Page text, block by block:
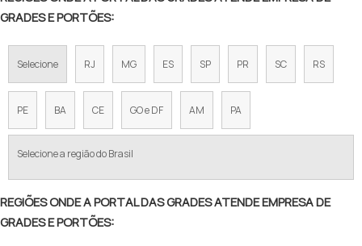
GRADE GALVANIZADA PREÇO
GRADE PISO GALVANIZADA PREÇO
PREÇO GRADIL DE FERRO
GRADIL PARA CERCAMENTO PREÇO
GRADIL DE ALUMÍNIO PREÇO
GRADES E PORTÕES:
Selecione RJ MG ES SP PR SC RS
PE BA CE GO e DF AM PA
Selecione a região do Brasil
REGIÕES ONDE A PORTAL DAS GRADES ATENDE EMPRESA DE
GRADES E PORTÕES: